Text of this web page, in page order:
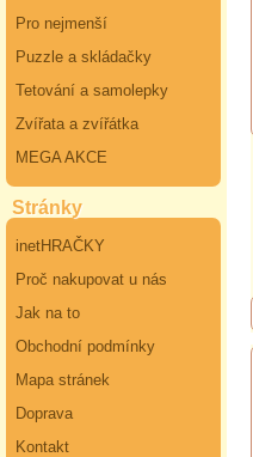
Pro nejmenší
Puzzle a skládačky
Tetování a samolepky
Zvířata a zvířátka
MEGA AKCE
Stránky
inetHRAČKY
Proč nakupovat u nás
Jak na to
Obchodní podmínky
Mapa stránek
Doprava
Kontakt